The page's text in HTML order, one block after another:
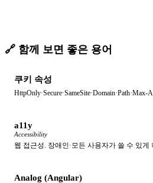
🔗 함께 보면 좋은 용어
쿠키 속성
HttpOnly·Secure·SameSite·Domain·Path·Max-
a11y
Accessibility
웹 접근성. 장애인·모든 사용자가 쓸 수 있게
Analog (Angular)